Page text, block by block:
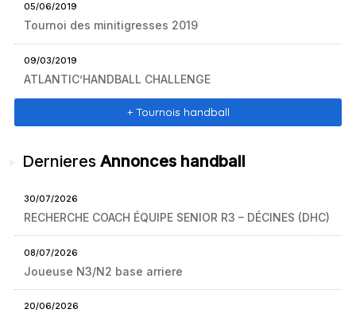
05/06/2019
Tournoi des minitigresses 2019
09/03/2019
ATLANTIC’HANDBALL CHALLENGE
+ Tournois handball
Dernieres Annonces handball
30/07/2026
RECHERCHE COACH ÉQUIPE SENIOR R3 – DÉCINES (DHC)
08/07/2026
Joueuse N3/N2 base arriere
20/06/2026